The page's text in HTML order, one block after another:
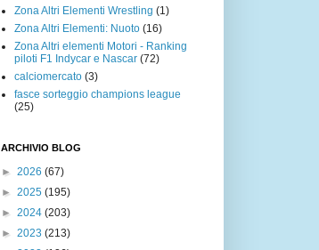
Zona Altri Elementi Wrestling (1)
Zona Altri Elementi: Nuoto (16)
Zona Altri elementi Motori - Ranking
piloti F1 Indycar e Nascar (72)
calciomercato (3)
fasce sorteggio champions league
(25)
ARCHIVIO BLOG
► 2026 (67)
► 2025 (195)
► 2024 (203)
► 2023 (213)